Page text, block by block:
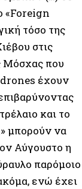
«Foreign
τόσο της
στις
Μόσχας που
drones έχουν
και το
μπορούν να
Αύγουστο η
παρόμοιο
ενώ έχει